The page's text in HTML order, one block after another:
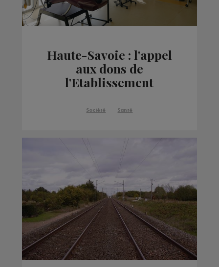
Haute-Savoie : l'appel
aux dons de
l'Etablissement
entendu
Société Santé